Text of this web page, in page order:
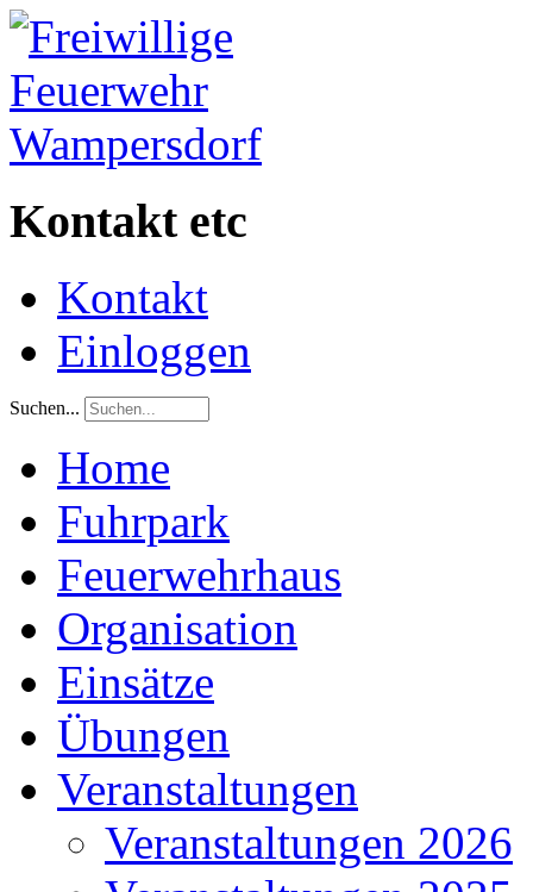
Kontakt etc
Kontakt
Einloggen
Suchen...
Home
Fuhrpark
Feuerwehrhaus
Organisation
Einsätze
Übungen
Veranstaltungen
Veranstaltungen 2026